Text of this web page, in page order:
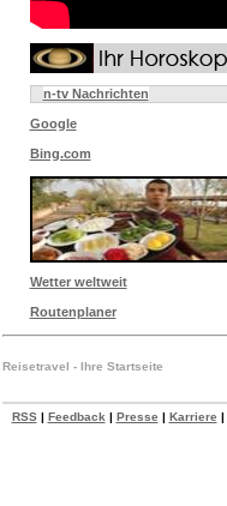
n-tv Nachrichten
Google
Bing.com
Wetter weltweit
Routenplaner
Reisetravel - Ihre Startseite
RSS| Feedback | Presse | Karriere |